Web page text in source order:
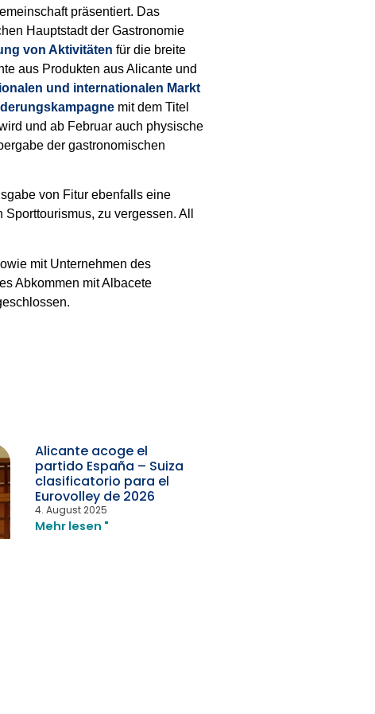
präsentiert. Das
Hauptstadt der Gastronomie
von Aktivitäten für die breite
aus Produkten aus Alicante und
und internationalen Markt
mit dem Titel
und ab Februar auch physische
der gastronomischen
von Fitur ebenfalls eine
zu vergessen. All
mit Unternehmen des
Abkommen mit Albacete
Alicante acoge el
partido España – Suiza
clasificatorio para el
Eurovolley de 2026
4. August 2025
Mehr lesen "